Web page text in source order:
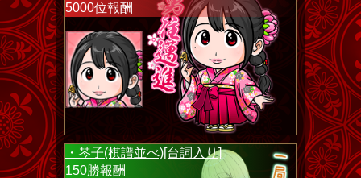
5000位報酬
・琴子(棋譜並べ)[台詞入り]
150勝報酬